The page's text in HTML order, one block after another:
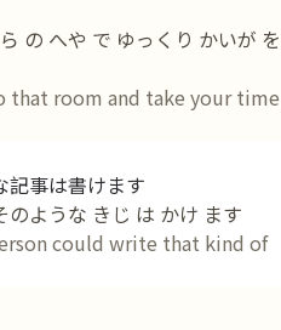
の へや で ゆっくり かいが を
that room and take your time
記事は書けます
ような きじ は かけ ます
could write that kind of